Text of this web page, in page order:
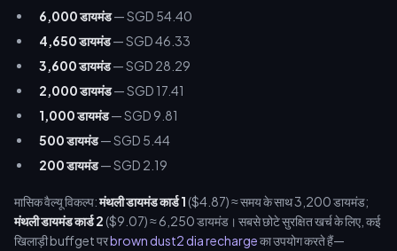
6,000 डायमंड— SGD 54.40
4,650 डायमंड— SGD 46.33
3,600 डायमंड— SGD 28.29
2,000 डायमंड— SGD 17.41
1,000 डायमंड— SGD 9.81
500 डायमंड— SGD 5.44
200 डायमंड— SGD 2.19
मासिक वैल्यू विकल्प:मंथली डायमंड कार्ड 1 ($4.87) ≈ समय के साथ 3,200 डायमंड;
मंथली डायमंड कार्ड 2 ($9.07) ≈ 6,250 डायमंड। सबसे छोटे सुरक्षित खर्च के लिए, कई
खिलाड़ी buffget परbrown dust2 dia rechargeका उपयोग करते हैं—